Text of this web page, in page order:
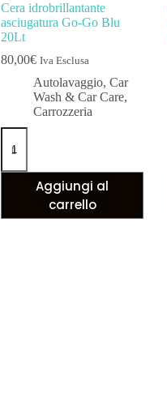
Cera idrobrillantante
asciugatura Go-Go Blu
20Lt
80,00€ Iva Esclusa
Autolavaggio,Car
Wash & Car Care,
Carrozzeria
Aggiungi al
carrello